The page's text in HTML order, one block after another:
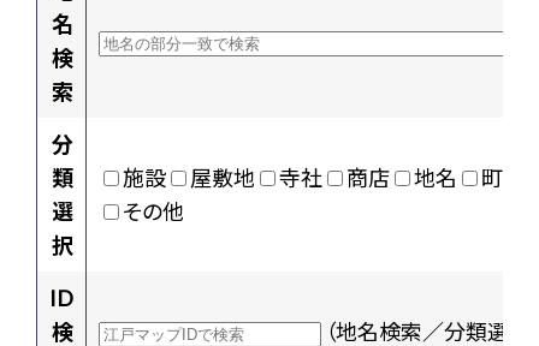
名
検
索
分
類
選
択
施設 屋敷地 寺社 商店 地名
町村
その他
ID
検
（地名検索／分類選択